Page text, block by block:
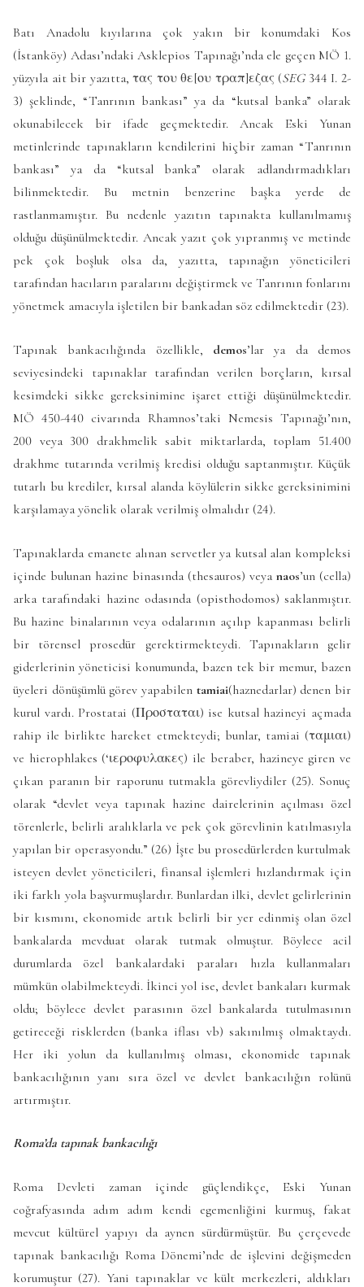
Batı Anadolu kıyılarına çok yakın bir konumdaki Kos
(İstanköy) Adası’ndaki Asklepios Tapınağı’nda ele geçen MÖ 1.
yüzyıla ait bir yazıtta, τας του θε[ου τραπ]εζας (SEG 344 I. 2-
3) şeklinde, “Tanrının bankası” ya da “kutsal banka” olarak
okunabilecek bir ifade geçmektedir. Ancak Eski Yunan
metinlerinde tapınakların kendilerini hiçbir zaman “Tanrının
bankası” ya da “kutsal banka” olarak adlandırmadıkları
bilinmektedir. Bu metnin benzerine başka yerde de
rastlanmamıştır. Bu nedenle yazıtın tapınakta kullanılmamış
olduğu düşünülmektedir. Ancak yazıt çok yıpranmış ve metinde
pek çok boşluk olsa da, yazıtta, tapınağın yöneticileri
tarafından hacıların paralarını değiştirmek ve Tanrının fonlarını
yönetmek amacıyla işletilen bir bankadan söz edilmektedir (23).
Tapınak bankacılığında özellikle, demos’lar ya da demos
seviyesindeki tapınaklar tarafından verilen borçların, kırsal
kesimdeki sikke gereksinimine işaret ettiği düşünülmektedir.
MÖ 450-440 civarında Rhamnos’taki Nemesis Tapınağı’nın,
200 veya 300 drakhmelik sabit miktarlarda, toplam 51.400
drakhme tutarında verilmiş kredisi olduğu saptanmıştır. Küçük
tutarlı bu krediler, kırsal alanda köylülerin sikke gereksinimini
karşılamaya yönelik olarak verilmiş olmalıdır (24).
Tapınaklarda emanete alınan servetler ya kutsal alan kompleksi
içinde bulunan hazine binasında (thesauros) veya naos’un (cella)
arka tarafındaki hazine odasında (opisthodomos) saklanmıştır.
Bu hazine binalarının veya odalarının açılıp kapanması belirli
bir törensel prosedür gerektirmekteydi. Tapınakların gelir
giderlerinin yöneticisi konumunda, bazen tek bir memur, bazen
üyeleri dönüşümlü görev yapabilen tamiai(haznedarlar) denen bir
kurul vardı. Prostatai (Προσταται) ise kutsal hazineyi açmada
rahip ile birlikte hareket etmekteydi; bunlar, tamiai (ταμιαι)
ve hierophlakes (‘ιεροφυλακες) ile beraber, hazineye giren ve
çıkan paranın bir raporunu tutmakla görevliydiler (25). Sonuç
olarak “devlet veya tapınak hazine dairelerinin açılması özel
törenlerle, belirli aralıklarla ve pek çok görevlinin katılmasıyla
yapılan bir operasyondu.” (26) İşte bu prosedürlerden kurtulmak
isteyen devlet yöneticileri, finansal işlemleri hızlandırmak için
iki farklı yola başvurmuşlardır. Bunlardan ilki, devlet gelirlerinin
bir kısmını, ekonomide artık belirli bir yer edinmiş olan özel
bankalarda mevduat olarak tutmak olmuştur. Böylece acil
durumlarda özel bankalardaki paraları hızla kullanmaları
mümkün olabilmekteydi. İkinci yol ise, devlet bankaları kurmak
oldu; böylece devlet parasının özel bankalarda tutulmasının
getireceği risklerden (banka iflası vb) sakınılmış olmaktaydı.
Her iki yolun da kullanılmış olması, ekonomide tapınak
bankacılığının yanı sıra özel ve devlet bankacılığın rolünü
artırmıştır.
Roma’da tapınak bankacılığı
Roma Devleti zaman içinde güçlendikçe, Eski Yunan
coğrafyasında adım adım kendi egemenliğini kurmuş, fakat
mevcut kültürel yapıyı da aynen sürdürmüştür. Bu çerçevede
tapınak bankacılığı Roma Dönemi’nde de işlevini değişmeden
korumuştur (27). Yani tapınaklar ve kült merkezleri, aldıkları